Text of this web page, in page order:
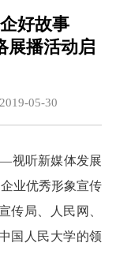
好故事
展播活动启
05-30
视听新媒体发展
业优秀形象宣传
传局、人民网、
国人民大学的领